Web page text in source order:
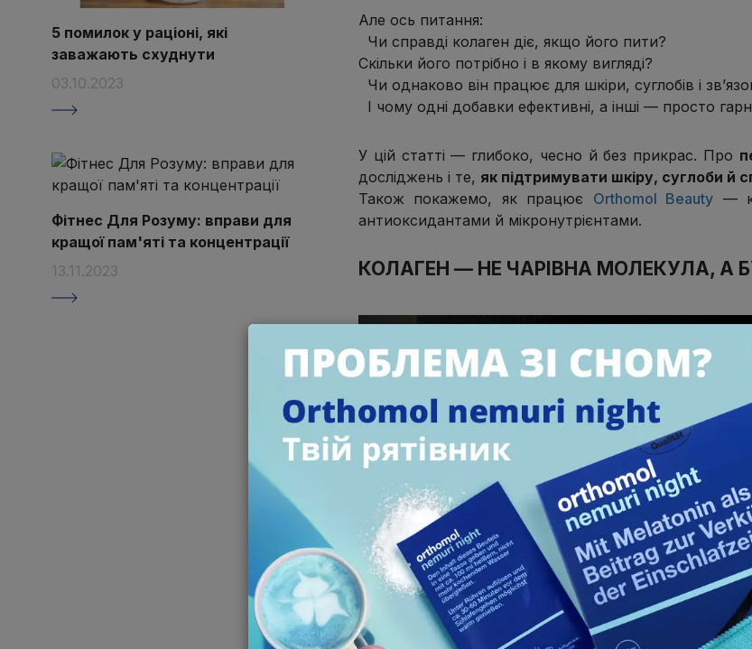
5 помилок у раціоні, які
заважають схуднути
03.10.2023
Фітнес Для Розуму: вправи для
кращої пам'яті та концентрації
13.11.2023
Але ось питання:
Чи справді колаген діє, якщо його пити?
Скільки його потрібно і в якому вигляді?
Чи однаково він працює для шкіри, суглобів і
І чому одні добавки ефективні, а інші — просто
У цій статті — глибоко, чесно й без прикрас. Про
досліджень і те, як підтримувати шкіру, суглоби й
Також покажемо, як працює Orthomol Beauty —
антиоксидантами й мікронутрієнтами.
КОЛАГЕН — НЕ ЧАРІВНА МОЛЕКУЛА, А